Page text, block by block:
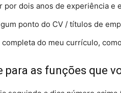
por dois anos de experiência e
ponto do CV / títulos de
completa do meu currículo,
para as funções que